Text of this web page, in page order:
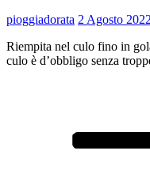
pioggiadorata 2 Agosto 2022
Riempita nel culo fino in
culo è d’obbligo senza